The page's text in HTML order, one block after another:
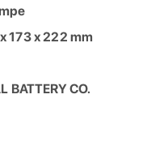
173 x 222 mm
BATTERY CO.